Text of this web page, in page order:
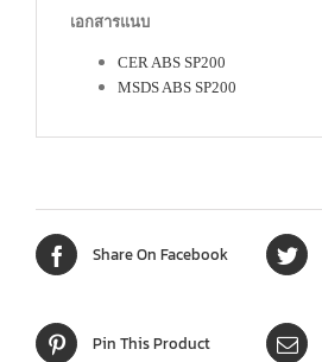
เอกสารแนบ
CER ABS SP200
MSDS ABS SP200
Share On Facebook
Pin This Product